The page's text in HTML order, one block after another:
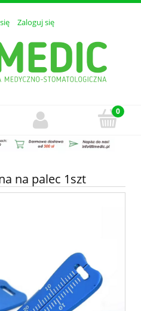
Zaloguj się
na palec 1szt